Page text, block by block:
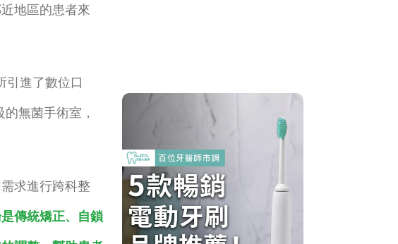
地區的患者來
引進了數位口
無菌手術室，
求進行跨科整
傳統矯正、自鎖